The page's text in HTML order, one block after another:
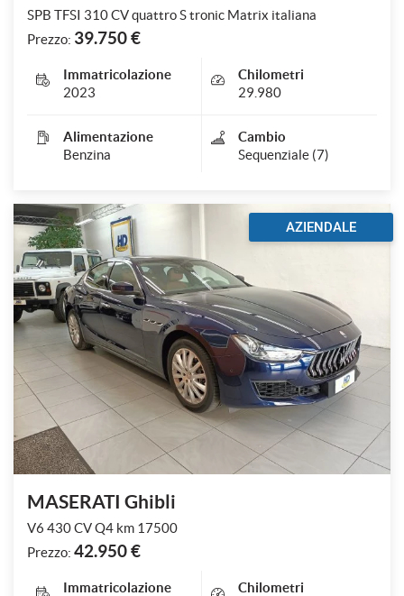
SPB TFSI 310 CV quattro S tronic Matrix italiana
Prezzo: 39.750 €
Immatricolazione
2023
Chilometri
29.980
Alimentazione
Benzina
Cambio
Sequenziale (7)
AZIENDALE
MASERATI Ghibli
V6 430 CV Q4 km 17500
Prezzo: 42.950 €
Immatricolazione
Chilometri